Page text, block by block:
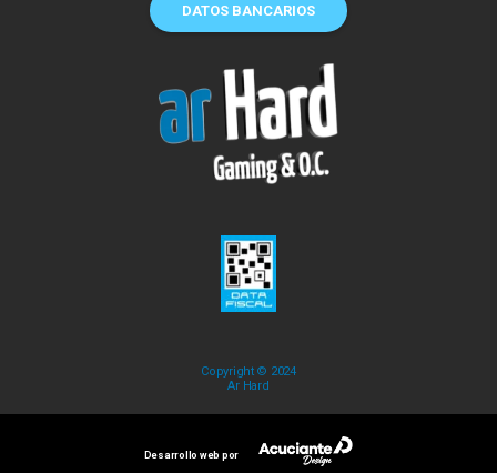
DATOS BANCARIOS
Copyright © 2024
Ar Hard
Desarrollo web por